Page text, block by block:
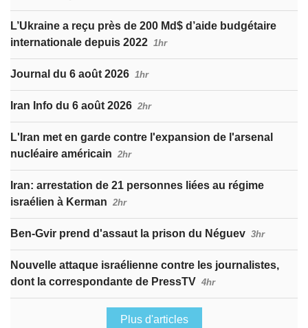
L’Ukraine a reçu près de 200 Md$ d’aide budgétaire
internationale depuis 2022 1hr
Journal du 6 août 2026 1hr
Iran Info du 6 août 2026 2hr
L'Iran met en garde contre l'expansion de l'arsenal
nucléaire américain 2hr
Iran: arrestation de 21 personnes liées au régime
israélien à Kerman 2hr
Ben-Gvir prend d'assaut la prison du Néguev 3hr
Nouvelle attaque israélienne contre les journalistes,
dont la correspondante de PressTV 4hr
Plus d'articles